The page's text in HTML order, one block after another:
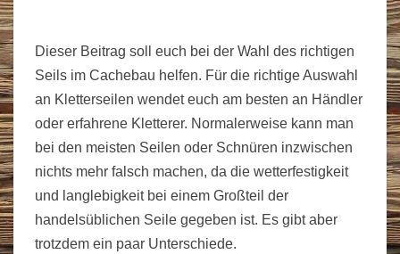
Dieser Beitrag soll euch bei der Wahl des richtigen
Seils im Cachebau helfen. Für die richtige Auswahl
an Kletterseilen wendet euch am besten an Händler
oder erfahrene Kletterer. Normalerweise kann man
bei den meisten Seilen oder Schnüren inzwischen
nichts mehr falsch machen, da die wetterfestigkeit
und langlebigkeit bei einem Großteil der
handelsüblichen Seile gegeben ist. Es gibt aber
trotzdem ein paar Unterschiede.